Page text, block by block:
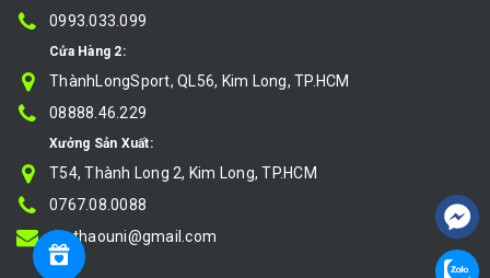
0993.033.099
Cửa Hàng 2:
ThànhLongSport, QL56, Kim Long, TP.HCM
08888.46.229
Xưởng Sản Xuất:
T54, Thành Long 2, Kim Long, TP.HCM
0767.08.0088
thethaouni@gmail.com